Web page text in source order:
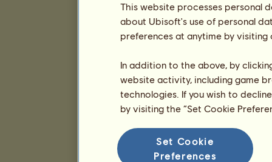
This website processes personal
about Ubisoft's use of personal
preferences at anytime by
In addition to the above, by
website activity, including game
technologies. If you wish to
by visiting the “Set Cookie
Set Cookie
Preferences